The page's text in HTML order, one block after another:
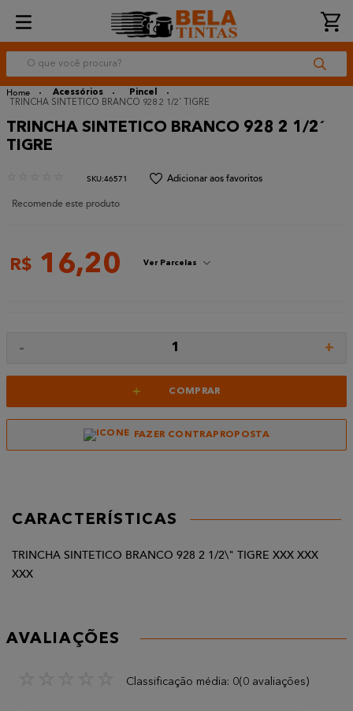
O que você procura?
Acessórios
Pincel
TRINCHA SINTETICO BRANCO 928 2 1/2´ TIGRE
TRINCHA SINTETICO BRANCO 928 2 1/2´
TIGRE
:46571
Recomende este produto
R$ 16,20 Ver Parcelas
- 1 +
+ COMPRAR
FAZER CONTRAPROPOSTA
CARACTERÍSTICAS
TRINCHA SINTETICO BRANCO 928 2 1/2\" TIGRE XXX XXX
XXX
AVALIAÇÕES
Classificação média: 0(0 avaliações)